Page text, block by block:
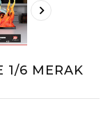

1/6 MERAK